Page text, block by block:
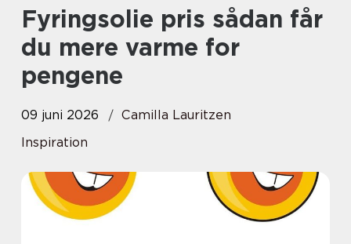
Fyringsolie pris sådan får
du mere varme for
pengene
09 juni 2026
Camilla Lauritzen
Inspiration